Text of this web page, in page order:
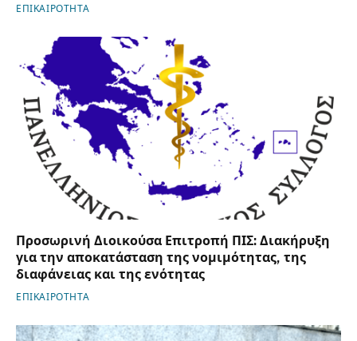
ΕΠΙΚΑΙΡΟΤΗΤΑ
Προσωρινή Διοικούσα Επιτροπή ΠΙΣ: Διακήρυξη
για την αποκατάσταση της νομιμότητας, της
διαφάνειας και της ενότητας
ΕΠΙΚΑΙΡΟΤΗΤΑ